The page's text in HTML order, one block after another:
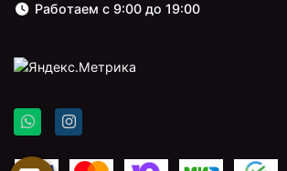
Работаем с 9:00 до 19:00